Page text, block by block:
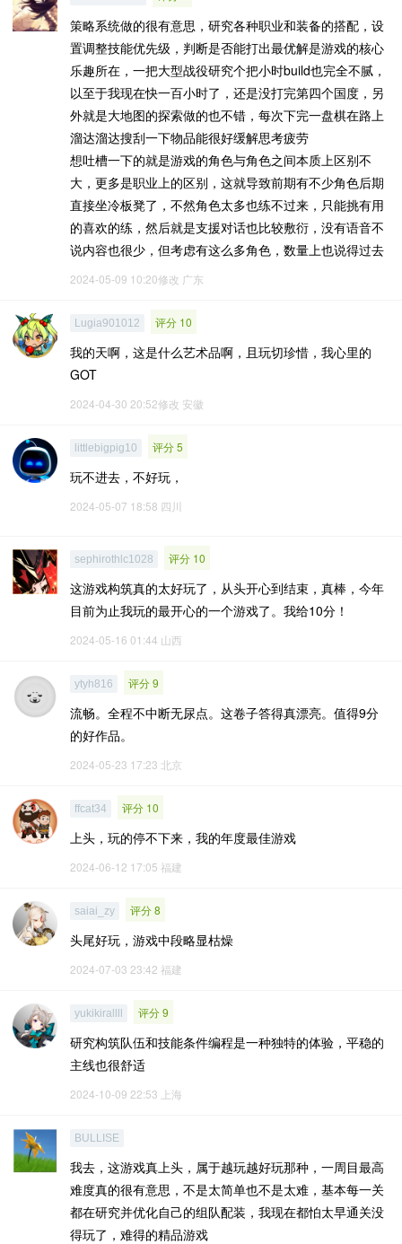
策略系统做的很有意思，研究各种职业和装备的搭配，设
置调整技能优先级，判断是否能打出最优解是游戏的核心
乐趣所在，一把大型战役研究个把小时build也完全不腻，
以至于我现在快一百小时了，还是没打完第四个国度，另
外就是大地图的探索做的也不错，每次下完一盘棋在路上
溜达溜达搜刮一下物品能很好缓解思考疲劳
想吐槽一下的就是游戏的角色与角色之间本质上区别不
大，更多是职业上的区别，这就导致前期有不少角色后期
直接坐冷板凳了，不然角色太多也练不过来，只能挑有用
的喜欢的练，然后就是支援对话也比较敷衍，没有语音不
说内容也很少，但考虑有这么多角色，数量上也说得过去
2024-05-09 10:20修改 广东
Lugia901012 评分 10
我的天啊，这是什么艺术品啊，且玩切珍惜，我心里的
GOT
2024-04-30 20:52修改 安徽
littlebigpig10 评分 5
玩不进去，不好玩，
2024-05-07 18:58 四川
sephirothlc1028 评分 10
这游戏构筑真的太好玩了，从头开心到结束，真棒，今年
目前为止我玩的最开心的一个游戏了。我给10分！
2024-05-16 01:44 山西
ytyh816 评分 9
流畅。全程不中断无尿点。这卷子答得真漂亮。值得9分
的好作品。
2024-05-23 17:23 北京
ffcat34 评分 10
上头，玩的停不下来，我的年度最佳游戏
2024-06-12 17:05 福建
saiai_zy 评分 8
头尾好玩，游戏中段略显枯燥
2024-07-03 23:42 福建
yukikirallll 评分 9
研究构筑队伍和技能条件编程是一种独特的体验，平稳的
主线也很舒适
2024-10-09 22:53 上海
BULLISE
我去，这游戏真上头，属于越玩越好玩那种，一周目最高
难度真的很有意思，不是太简单也不是太难，基本每一关
都在研究并优化自己的组队配装，我现在都怕太早通关没
得玩了，难得的精品游戏